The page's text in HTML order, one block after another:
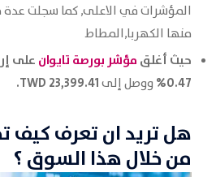
المؤشرات في الاعلى, كما سجلت
منها الكهربا,المطاط
حيث أغلق مؤشر بورصة تايوانعلى
0.47% ووصل إلى
هل تريد ان تعرف كيف
من خلال هذا السوق ؟